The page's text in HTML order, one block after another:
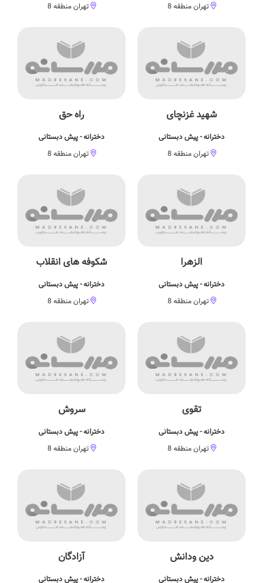
تهران منطقه 8
تهران منطقه 8
شهید غزنچای
دخترانه - پیش دبستانی
تهران منطقه 8
راه حق
دخترانه - پیش دبستانی
تهران منطقه 8
الزهرا
دخترانه - پیش دبستانی
تهران منطقه 8
شکوفه های انقلاب
دخترانه - پیش دبستانی
تهران منطقه 8
تقوی
دخترانه - پیش دبستانی
تهران منطقه 8
سروش
دخترانه - پیش دبستانی
تهران منطقه 8
دین ودانش
دخترانه - پیش دبستانی
آزادگان
دخترانه - پیش دبستانی